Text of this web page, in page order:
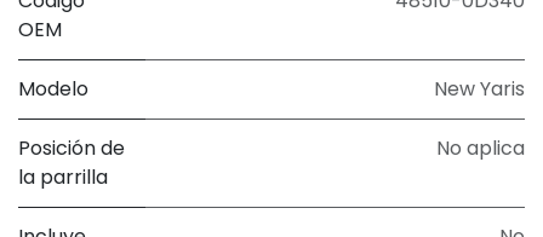
OEM
Modelo New Yaris
Posición de
la parrilla
No aplica